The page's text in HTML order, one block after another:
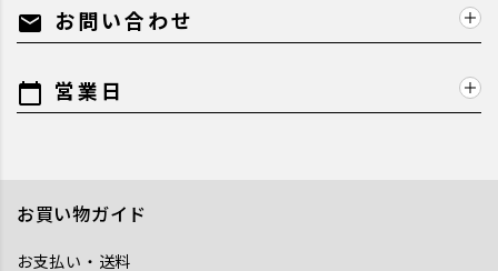
mail お問い合わせ
calendar_today 営業日
お買い物ガイド
お支払い・送料